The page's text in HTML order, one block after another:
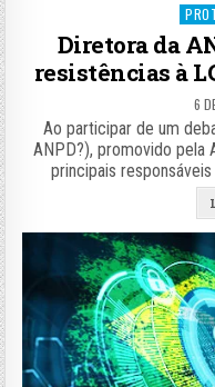
Diretora da
resistências à
6
Ao participar de um
ANPD?), promovido pela
principais